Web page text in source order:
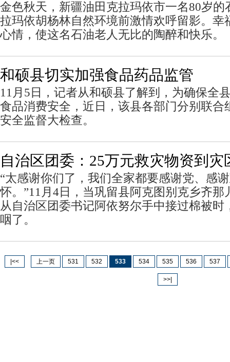
金色秋天，新疆油田克拉玛依市一名80岁的
拉玛依胡杨林自然环境前激情欢呼留影。幸
心情，使这名石油老人无比的陶醉和快乐。
和硕县切实加强食品药品监管
11月5日，记者从和硕县了解到，为确保全
食品消费安全，近日，该县各部门分别联合
安全监督大检查。
自治区团委：25万元救灾物资到灾
“太感谢你们了，我们全家都要感谢党、感
怀。”11月4日，当巩留县阿克图别克乡齐那
从自治区团委书记阿依努尔手中接过棉被时
咽了。
|<< 上一页 531 532 533 534 535 536 537
>>|